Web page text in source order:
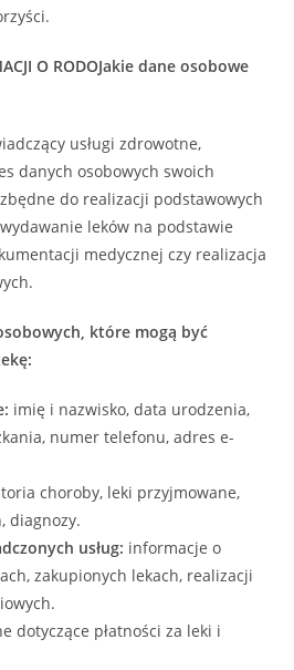
O RODOJakie dane osobowe
usługi zdrowotne,
danych osobowych swoich
do realizacji podstawowych
leków na podstawie
medycznej czy realizacja
które mogą być
imię i nazwisko, data urodzenia,
numer telefonu, adres e-
choroby, leki przyjmowane,
diagnozy.
usług: informacje o
zakupionych lekach, realizacji
dotyczące płatności za leki i